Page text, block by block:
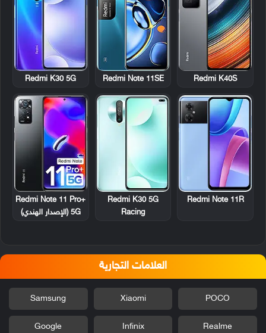
Redmi K40S
Redmi Note 11SE
Redmi K30 5G
Redmi Note 11R
Redmi K30 5G
Racing
Redmi Note 11 Pro+
5G (الإصدار الهندي)
العلامات التجارية
POCO
Xiaomi
Samsung
Realme
Infinix
Google